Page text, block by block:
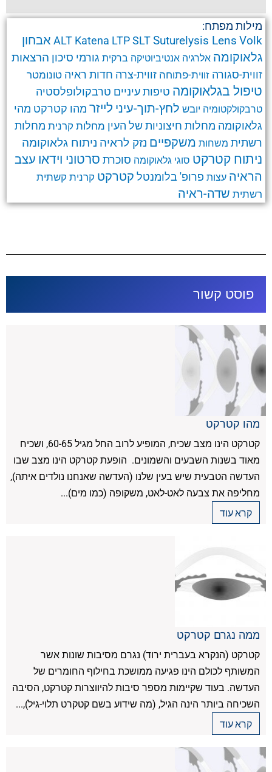
מילות מפתח:
ALT Katena LTPSLTSuturelysis Lens Volk
אבחון
גלאוקומה אלרגיה אנטיביוטיקה ברקית גורמי סיכון הרצאות
זווית-סגורה זווית-פתוחה זווית-צרה חדות ראיה טונומטר
טיפול בגלאוקומה טיפות עיניים טרבקולופלסטיה
טרבקולקטומיה יובש לחץ-תוך-עיני לייזר מהו קטרקט מהי
גלאוקומה מחלות חיצוניות של העין מחלות קרנית מחלות
רשתית משחות משקפיים נזק לראיה ניתוח גלאוקומה
ניתוח קטרקט סוגי גלאוקומה סוכרת סרטוני וידאו עצב
הראיה עצות פרופ' בלומנטל קטרקט קרנית קשתית
רשתית שדה-ראיה
פוסט קשור
מהו קטרקט
קטרקט הינו מצב שכיח, המופיע לרוב החל מגיל 60-65, ושכיח
מאוד בשנות השבעים והשמונים. הופעת קטרקט הינו מצב שבו
העדשה הטבעית שיש בעין שלנו (העדשה שאנחנו נולדים איתה),
מחליפה את צבעה לאט-לאט, משקופה (כמו מים)...
קרא עוד
ממה נגרם קטרקט
קטרקט (הנקרא בעברית ירוד) נגרם מסיבות שונות אשר
המשותף לכולם הינו פגיעה ממושכת בחילוף החומרים של
העדשה. בעוד שקיימות מספר סיבות להיווצרות קטרקט, הסיבה
השכיחה ביותר הינה הגיל, (מה שידוע בשם קטקרט תלוי-גיל),...
קרא עוד